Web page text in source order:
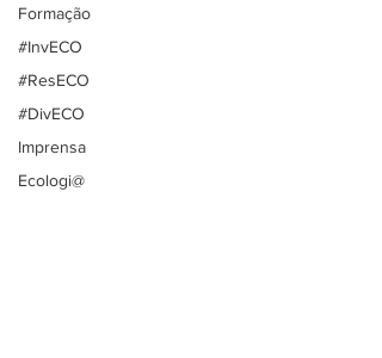
Formação
#InvECO
#ResECO
#DivECO
Imprensa
Ecologi@